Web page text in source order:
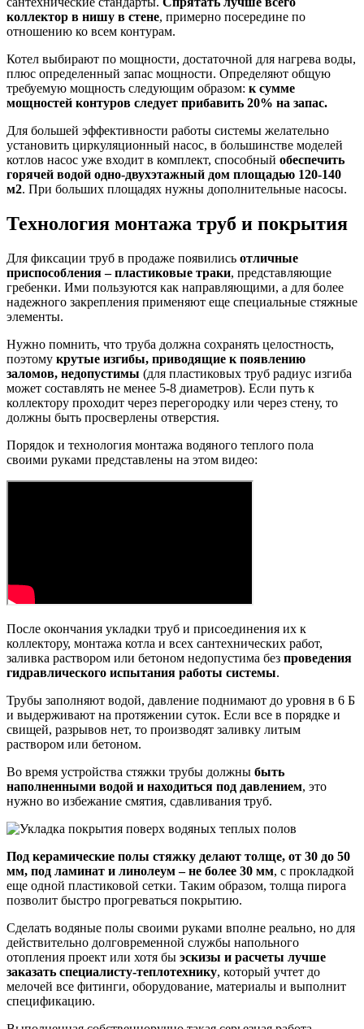
коллектор в нишу в стене, примерно посередине по
отношению ко всем контурам.
Котел выбирают по мощности, достаточной для нагрева воды,
плюс определенный запас мощности. Определяют общую
требуемую мощность следующим образом: к сумме
мощностей контуров следует прибавить 20% на запас.
Для большей эффективности работы системы желательно
установить циркуляционный насос, в большинстве моделей
котлов насос уже входит в комплект, способный обеспечить
горячей водой одно-двухэтажный дом площадью 120-140
м2. При больших площадях нужны дополнительные насосы.
Технология монтажа труб и покрытия
Для фиксации труб в продаже появились отличные
приспособления – пластиковые траки, представляющие
гребенки. Ими пользуются как направляющими, а для более
надежного закрепления применяют еще специальные стяжные
элементы.
Нужно помнить, что труба должна сохранять целостность,
поэтому крутые изгибы, приводящие к появлению
заломов, недопустимы (для пластиковых труб радиус изгиба
может составлять не менее 5-8 диаметров). Если путь к
коллектору проходит через перегородку или через стену, то
должны быть просверлены отверстия.
Порядок и технология монтажа водяного теплого пола
своими руками представлены на этом видео:
После окончания укладки труб и присоединения их к
коллектору, монтажа котла и всех сантехнических работ,
заливка раствором или бетоном недопустима без проведения
гидравлического испытания работы системы.
Трубы заполняют водой, давление поднимают до уровня в 6 Б
и выдерживают на протяжении суток. Если все в порядке и
свищей, разрывов нет, то производят заливку литым
раствором или бетоном.
Во время устройства стяжки трубы должны быть
наполненными водой и находиться под давлением, это
нужно во избежание смятия, сдавливания труб.
Под керамические полы стяжку делают толще, от 30 до 50
мм, под ламинат и линолеум – не более 30 мм, с прокладкой
еще одной пластиковой сетки. Таким образом, толща пирога
позволит быстро прогреваться покрытию.
Сделать водяные полы своими руками вполне реально, но для
действительно долговременной службы напольного
отопления проект или хотя бы эскизы и расчеты лучше
заказать специалисту-теплотехнику, который учтет до
мелочей все фитинги, оборудование, материалы и выполнит
спецификацию.